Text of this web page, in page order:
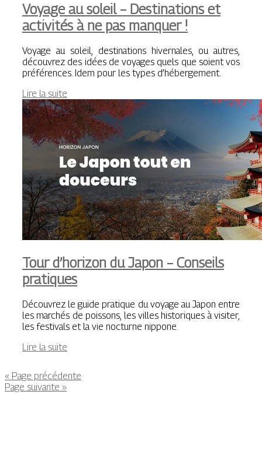
Voyage au soleil – Destinations et
activités à ne pas manquer !
Voyage au soleil, destinations hivernales, ou autres,
découvrez des idées de voyages quels que soient vos
préférences. Idem pour les types d’hébergement.
Lire la suite
Tour d’horizon du Japon – Conseils
pratiques
Découvrez le guide pratique du voyage au Japon entre
les marchés de poissons, les villes historiques à visiter,
les festivals et la vie nocturne nippone.
Lire la suite
« Page précédente
Page suivante »